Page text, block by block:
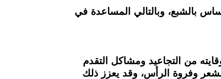
بالشبع، وبالتالي المساعدة في
من التجاعيد ومشاكل التقدم
وفروة الرأس، وقد يعزز ذلك